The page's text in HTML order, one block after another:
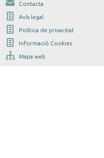
Contacta
Avís legal
Política de privacitat
Informació Cookies
Mapa web